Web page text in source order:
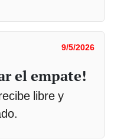
9/5/2026
el empate!
libre y